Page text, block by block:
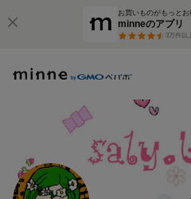
お買いものがもっとお
minneのアプリ
3万件以